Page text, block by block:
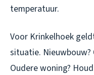
temperatuur.
Voor Krinkelhoek
situatie. Nieuwbouw?
Oudere woning?